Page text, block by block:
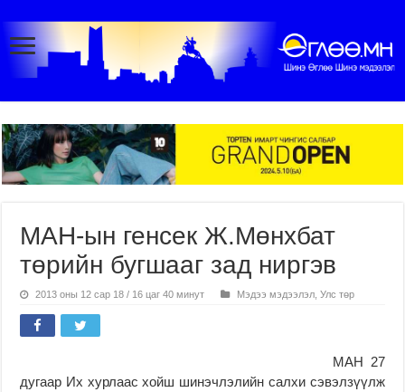
МАН-ын генсек Ж.Мөнхбат
төрийн бугшааг зад ниргэв
2013 оны 12 сар 18 / 16 цаг 40 минут Мэдээ мэдээлэл ,Улс төр
МАН 27
дугаар Их хурлаас хойш шинэчлэлийн салхи сэвэлзүүлж